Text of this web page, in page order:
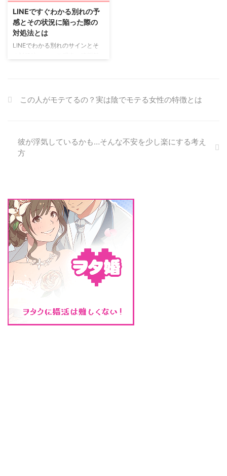
はどうすればよいのか。 それ
は人間関係のキモをしっかりと理
解する必要があります。 人間関
係のキモとは それでは人間関係
LINEですぐわかる別れの予
感とその状況に陥った際の
対処法とは
LINEでわかる別れのサインとそ
性がある方は必見です。 私も実
のサインとは 別れのサインは、
明確です。 まずは、いつもより
既読が遅くなり、返信が遅くなっ
は返すのです。 私の場合も、こ
のような状況が続き、別れ ...
この人がモテてるの？実は陰でモテる女性の特徴とは
彼が浮気しているかも…そんな不安を少し楽にする考え
方